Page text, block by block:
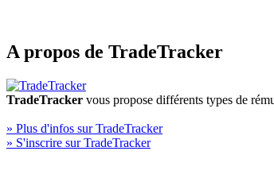
A propos de TradeTracker
TradeTracker vous propose différents types de
» Plus d'infos sur TradeTracker
» S'inscrire sur TradeTracker